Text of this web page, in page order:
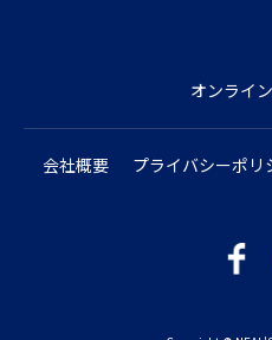
オンライ
会社概要 プライバシーポリ